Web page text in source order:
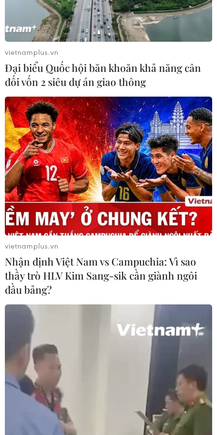
Nga và Ukraine tiếp tục tấn
công qua lại, thương vong không
ngừng gia tăng
04/08/2026 15:54
Pháp ghi nhận tháng 7 nóng nhất
trong lịch sử
04/08/2026 15:17
Tây Ban Nha phát trực tiếp nhật thực
toàn phần từ độ cao 9.000 m
04/08/2026 13:23
Tàu chở hàng của Thổ Nhĩ Kỳ bị tấn
công trên Biển Đen
Vì sao Google khiến Mỹ và
EU đối đầu về chủ quyền số?
04/08/2026 04:13
Máy bay chở khách nội địa đầu tiên
của Nga hoàn tất chuyến bay thử
nghiệm
04/08/2026 01:25
Bí mật sau những chung cư không
vietnamplus.vn
Đại biểu Quốc hội băn khoăn khả năng cân
đối vốn 2 siêu dự án giao thông
vietnamplus.vn
Nhận định Việt Nam vs Campuchia: Vì sao
thầy trò HLV Kim Sang-sik cần giành ngôi
đầu bảng?